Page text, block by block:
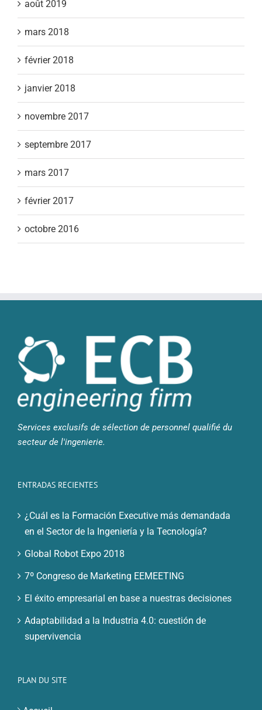
août 2019
mars 2018
février 2018
janvier 2018
novembre 2017
septembre 2017
mars 2017
février 2017
octobre 2016
Services exclusifs de sélection de personnel qualifié du
secteur de l'ingenierie.
ENTRADAS RECIENTES
¿Cuál es la Formación Executive más demandada
en el Sector de la Ingeniería y la Tecnología?
Global Robot Expo 2018
7º Congreso de Marketing EEMEETING
El éxito empresarial en base a nuestras decisiones
Adaptabilidad a la Industria 4.0: cuestión de
supervivencia
PLAN DU SITE